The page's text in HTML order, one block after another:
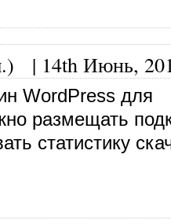
| 14th Июнь,
WordPress для
размещать
статистику